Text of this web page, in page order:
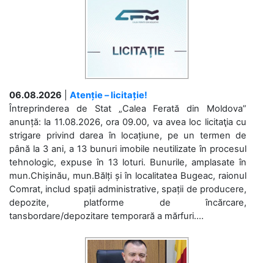
06.08.2026
Atenție – licitație!
Întreprinderea de Stat „Calea Ferată din Moldova”
anunță: la 11.08.2026, ora 09.00, va avea loc licitaţia cu
strigare privind darea în locațiune, pe un termen de
până la 3 ani, a 13 bunuri imobile neutilizate în procesul
tehnologic, expuse în 13 loturi. Bunurile, amplasate în
mun.Chișinău, mun.Bălți și în localitatea Bugeac, raionul
Comrat, includ spații administrative, spații de producere,
depozite, platforme de încărcare,
tansbordare/depozitare temporară a mărfuri....